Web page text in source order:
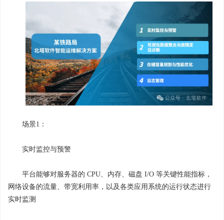
场景1：
实时监控与预警
平台能够对服务器的 CPU、内存、磁盘 I/O 等关键性能指标，
网络设备的流量、带宽利用率，以及各类应用系统的运行状态进行
实时监测